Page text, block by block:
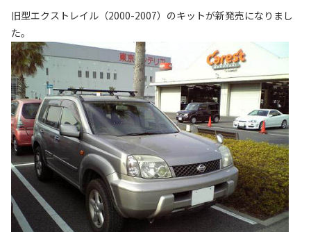
旧型エクストレイル（2000-2007）のキットが新発売になりまし
た。